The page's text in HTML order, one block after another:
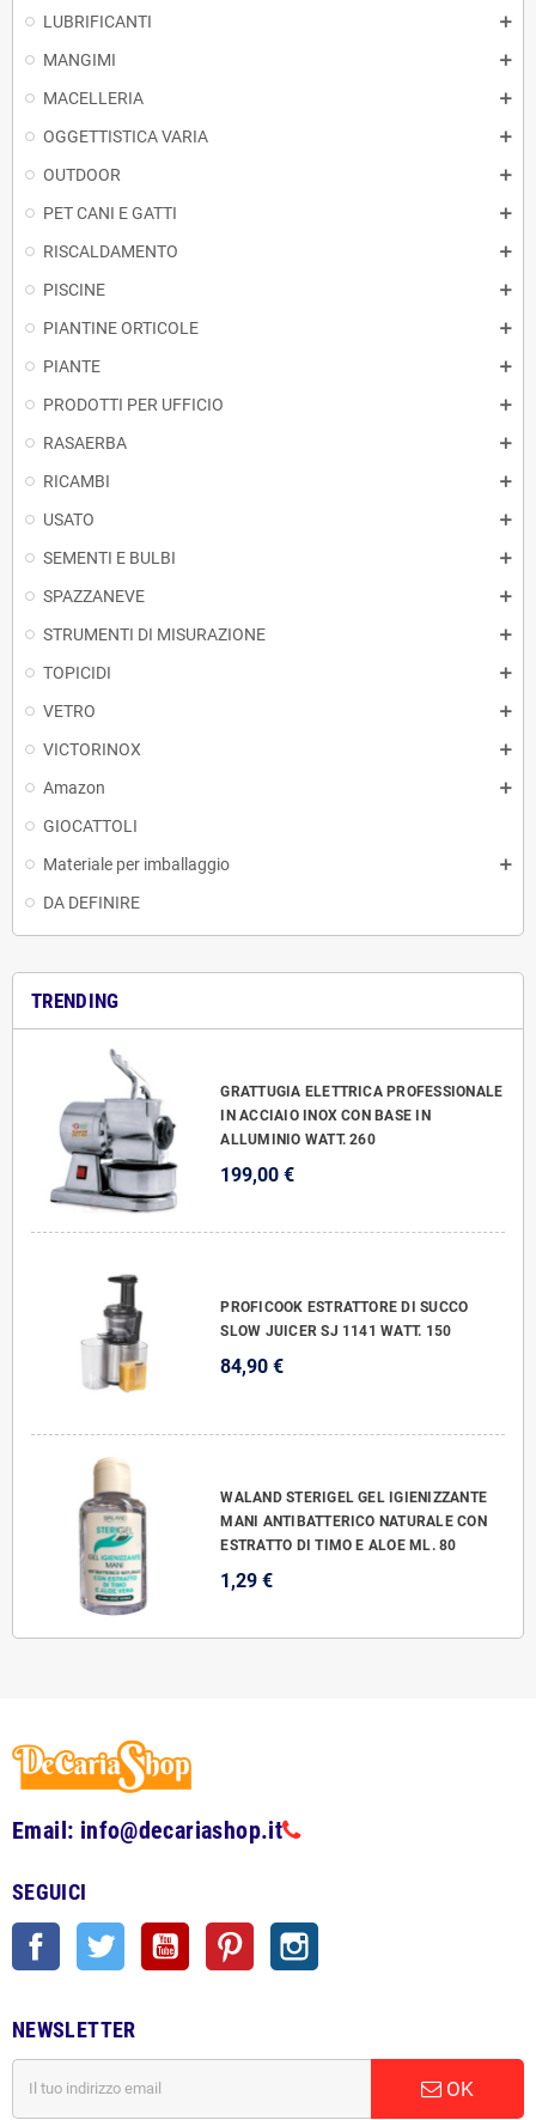
LUBRIFICANTI
MANGIMI
MACELLERIA
OGGETTISTICA VARIA
OUTDOOR
PET CANI E GATTI
RISCALDAMENTO
PISCINE
PIANTINE ORTICOLE
PIANTE
PRODOTTI PER UFFICIO
RASAERBA
RICAMBI
USATO
SEMENTI E BULBI
SPAZZANEVE
STRUMENTI DI MISURAZIONE
TOPICIDI
VETRO
VICTORINOX
Amazon
GIOCATTOLI
Materiale per imballaggio
DA DEFINIRE
TRENDING
GRATTUGIA ELETTRICA PROFESSIONALE
IN ACCIAIO INOX CON BASE IN
ALLUMINIO WATT. 260
199,00 €
PROFICOOK ESTRATTORE DI SUCCO
SLOW JUICER SJ 1141 WATT. 150
84,90 €
WALAND STERIGEL GEL IGIENIZZANTE
MANI ANTIBATTERICO NATURALE CON
ESTRATTO DI TIMO E ALOE ML. 80
1,29 €
Email: info@decariashop.it
SEGUICI
Facebook Twitter YouTube Pinterest
NEWSLETTER
OK